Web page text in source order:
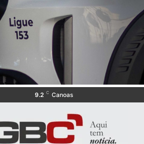
9.2 C Canoas